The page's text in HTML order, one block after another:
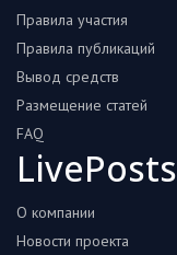
Правила участия
Правила публикаций
Вывод средств
Размещение статей
FAQ
LivePosts
О компании
Новости проекта